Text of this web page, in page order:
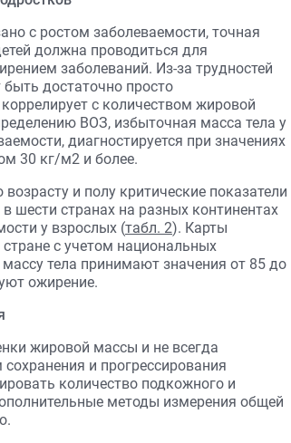
с ростом заболеваемости, точная
должна проводиться для
заболеваний. Из-за трудностей
достаточно просто
с количеством жировой
ВОЗ, избыточная масса тела у
диагностируется при значениях
30 кг/м2 и более.
и полу критические показатели
шести странах на разных континентах
у взрослых (табл. 2). Карты
с учетом национальных
тела принимают значения от 85 до
ожирение.
жировой массы и не всегда
и прогрессирования
количество подкожного и
методы измерения общей